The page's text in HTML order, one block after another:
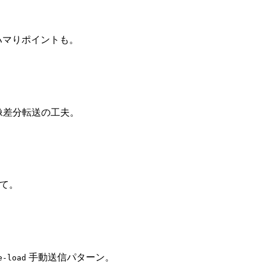
りポイントも。
分転送の工夫。
。
load 手動送信パターン。